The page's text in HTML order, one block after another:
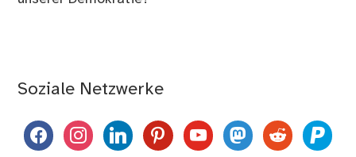
Soziale Netzwerke
facebookinstagramlinkedinpinterestyoutubemastodon
reddit paypal